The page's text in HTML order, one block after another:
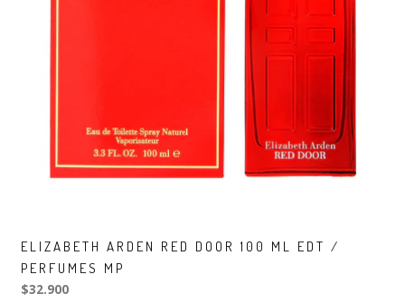
ELIZABETH ARDEN RED DOOR 100 ML EDT /
PERFUMES MP
$32.900